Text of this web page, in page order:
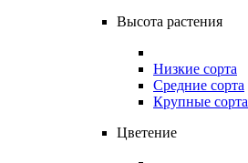
Высота растения
Низкие сорта
Средние сорта
Крупные сорта
Цветение